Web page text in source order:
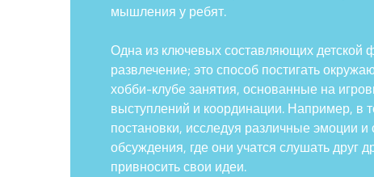
мышления у ребят.
Одна из ключевых составляющих детской
развлечение; это способ постигать
хобби-клубе занятия, основанные на
выступлений и координации. Например, в
постановки, исследуя различные эмоции
обсуждения, где они учатся слушать друг
привносить свои идеи.